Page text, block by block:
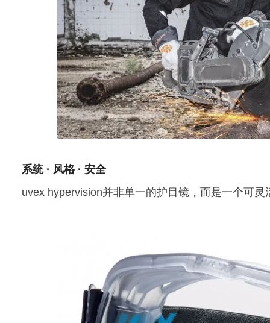
系统 · 风格 · 安全
uvex hypervision并非单一的护目镜，而是一个可灵